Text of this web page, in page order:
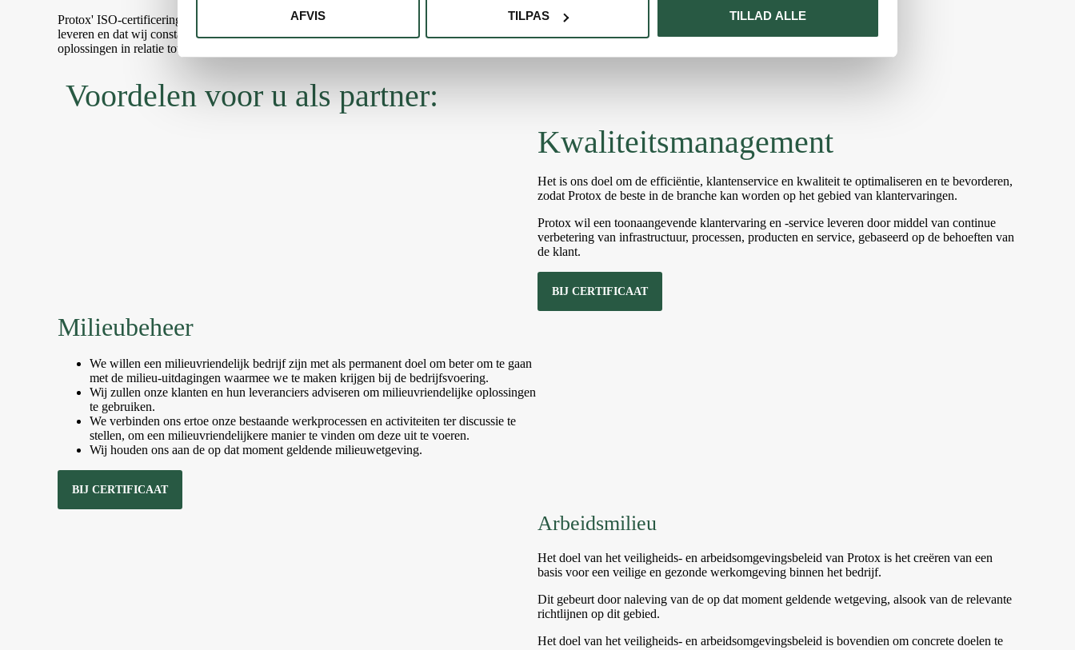
AFVIS TILPAS TILLAD ALLE
Protox' ISO-certificeringen zijn een garantie voor u als partner dat wij kwaliteitsproducten
leveren en dat wij constant gericht zijn op het verbeteren en optimaliseren van onze
oplossingen in relatie tot de groene transitie en veiligheid voor alle partijen.
Voordelen voor u als partner:
Kwaliteitsmanagement
Het is ons doel om de efficiëntie, klantenservice en kwaliteit te optimaliseren en te bevorderen,
zodat Protox de beste in de branche kan worden op het gebied van klantervaringen.
Protox wil een toonaangevende klantervaring en -service leveren door middel van continue
verbetering van infrastructuur, processen, producten en service, gebaseerd op de behoeften van
de klant.
BIJ CERTIFICAAT
Milieubeheer
We willen een milieuvriendelijk bedrijf zijn met als permanent doel om beter om te gaan
met de milieu-uitdagingen waarmee we te maken krijgen bij de bedrijfsvoering.
Wij zullen onze klanten en hun leveranciers adviseren om milieuvriendelijke oplossingen
te gebruiken.
We verbinden ons ertoe onze bestaande werkprocessen en activiteiten ter discussie te
stellen, om een milieuvriendelijkere manier te vinden om deze uit te voeren.
Wij houden ons aan de op dat moment geldende milieuwetgeving.
BIJ CERTIFICAAT
Arbeidsmilieu
Het doel van het veiligheids- en arbeidsomgevingsbeleid van Protox is het creëren van een
basis voor een veilige en gezonde werkomgeving binnen het bedrijf.
Dit gebeurt door naleving van de op dat moment geldende wetgeving, alsook van de relevante
richtlijnen op dit gebied.
Het doel van het veiligheids- en arbeidsomgevingsbeleid is bovendien om concrete doelen te